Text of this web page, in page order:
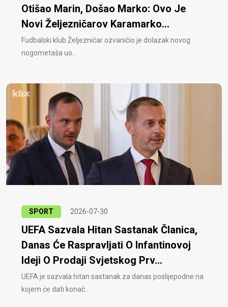
Otišao Marin, Došao Marko: Ovo Je
Novi Željezničarov Karamarko...
Fudbalski klub Željezničar ozvaničio je dolazak novog
nogometaša uo..
SPORT 2026-07-30
UEFA Sazvala Hitan Sastanak Članica,
Danas Će Raspravljati O Infantinovoj
Ideji O Prodaji Svjetskog Prv...
UEFA je sazvala hitan sastanak za danas poslijepodne na
kojem će dati konač..